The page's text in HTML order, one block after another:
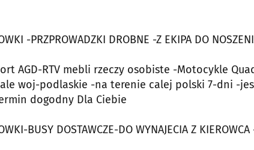
-PRZPROWADZKI DROBNE -Z EKIPA DO
AGD-RTV mebli rzeczy osobiste -Motocykle
woj-podlaskie -na terenie calej polski 7-dni -
dogodny Dla Ciebie
BUSY DOSTAWCZE-DO WYNAJECIA Z